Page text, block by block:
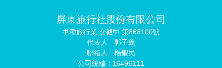
屏東旅行社股份有限公司
甲種旅行業 交觀甲 第868100號
代表人：郭子義
聯絡人：楊聖民
公司統編：16496111